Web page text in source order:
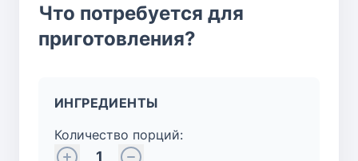
Что потребуется для
приготовления?
ИНГРЕДИЕНТЫ
Количество порций:
1